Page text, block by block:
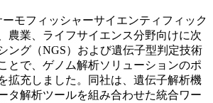
ーモフィッシャーサイエンティフィック
農業、ライフサイエンス分野向けに次
ング（NGS）および遺伝子型判定技術
とで、ゲノム解析ソリューションのポ
拡充しました。同社は、遺伝子解析機
タ解析ツールを組み合わせた統合ワー